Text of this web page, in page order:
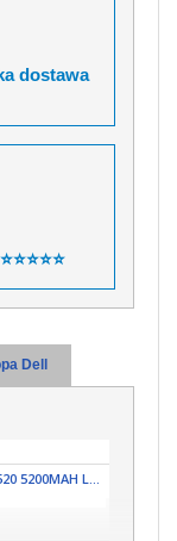
dostawa
Dell
5200MAH L...